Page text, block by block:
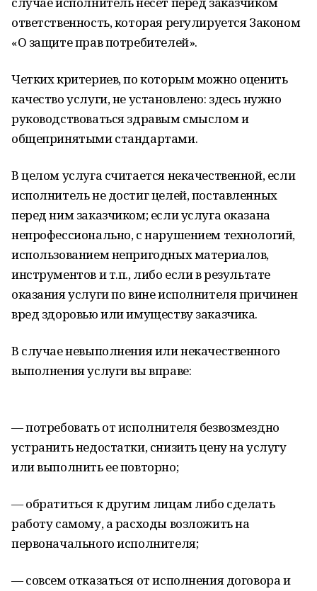
ответственность, которая регулируется Законом
«О защите прав потребителей».
Четких критериев, по которым можно оценить
качество услуги, не установлено: здесь нужно
руководствоваться здравым смыслом и
общепринятыми стандартами.
В целом услуга считается некачественной, если
исполнитель не достиг целей, поставленных
перед ним заказчиком; если услуга оказана
непрофессионально, с нарушением технологий,
использованием непригодных материалов,
инструментов и т.п., либо если в результате
оказания услуги по вине исполнителя причинен
вред здоровью или имуществу заказчика.
В случае невыполнения или некачественного
выполнения услуги вы вправе:
— потребовать от исполнителя безвозмездно
устранить недостатки, снизить цену на услугу
или выполнить ее повторно;
— обратиться к другим лицам либо сделать
работу самому, а расходы возложить на
первоначального исполнителя;
— совсем отказаться от исполнения договора и